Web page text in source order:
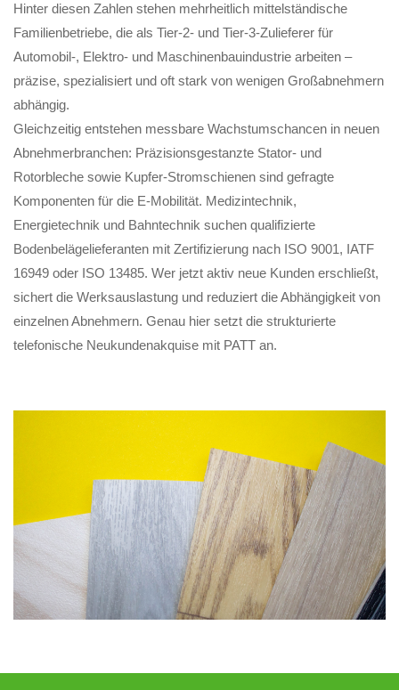
Hinter diesen Zahlen stehen mehrheitlich mittelständische
Familienbetriebe, die als Tier-2- und Tier-3-Zulieferer für
Automobil-, Elektro- und Maschinenbauindustrie arbeiten –
präzise, spezialisiert und oft stark von wenigen Großabnehmern
abhängig.
Gleichzeitig entstehen messbare Wachstumschancen in neuen
Abnehmerbranchen: Präzisionsgestanzte Stator- und
Rotorbleche sowie Kupfer-Stromschienen sind gefragte
Komponenten für die E-Mobilität. Medizintechnik,
Energietechnik und Bahntechnik suchen qualifizierte
Bodenbelägelieferanten mit Zertifizierung nach ISO 9001, IATF
16949 oder ISO 13485. Wer jetzt aktiv neue Kunden erschließt,
sichert die Werksauslastung und reduziert die Abhängigkeit von
einzelnen Abnehmern. Genau hier setzt die strukturierte
telefonische Neukundenakquise mit PATT an.